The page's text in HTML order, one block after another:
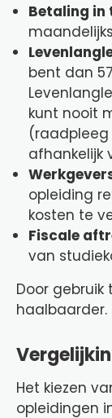
Betaling in
bent dan
kunt nooit
(raadpleeg
afhankelijk
opleiding
kosten te
Fiscale
van
Door
haalbaarder.
Het kiezen
opleidingen